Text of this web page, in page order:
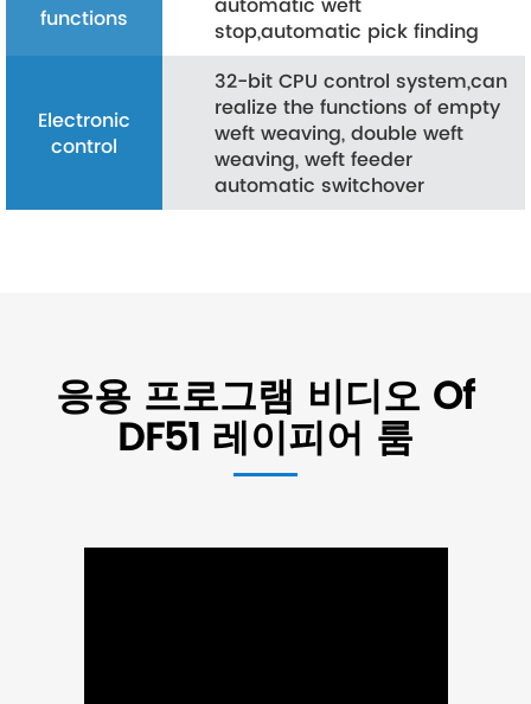
functions
stop,automatic pick finding
Electronic
control
32-bit CPU control system,can
realize the functions of empty
weft weaving, double weft
weaving, weft feeder
automatic switchover
응용 프로그램 비디오 Of
DF51 레이피어 룸